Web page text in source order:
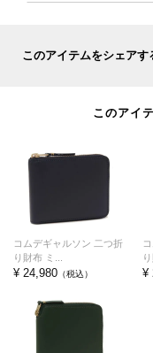
このアイテムをシェアす
このアイ
コムデギャルソン 二つ折
り財布 ミ...
¥ 24,980 （税込） ¥